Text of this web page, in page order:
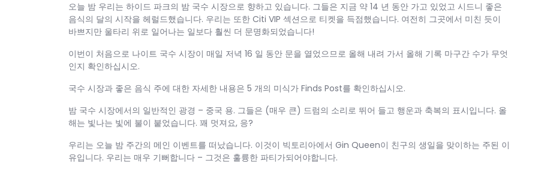
오늘 밤 우리는 하이드 파크의 밤 국수 시장으로 향하고 있습니다. 그들은 지금 약 14 년 동안 가고 있었고 시드니 좋은
음식의 달의 시작을 헤럴드했습니다. 우리는 또한 Citi VIP 섹션으로 티켓을 득점했습니다. 여전히 그곳에서 미친 듯이
바쁘지만 울타리 위로 일어나는 일보다 훨씬 더 문명화되었습니다!
이번이 처음으로 나이트 국수 시장이 매일 저녁 16 일 동안 문을 열었으므로 올해 내려 가서 올해 기록 마구간 수가 무엇
인지 확인하십시오.
국수 시장과 좋은 음식 주에 대한 자세한 내용은 5 개의 미식가 Finds Post를 확인하십시오.
밤 국수 시장에서의 일반적인 광경 – 중국 용. 그들은 (매우 큰) 드럼의 소리로 뛰어 들고 행운과 축복의 표시입니다. 올
해는 빛나는 빛에 불이 붙었습니다. 꽤 멋져요, 응?
우리는 오늘 밤 주간의 메인 이벤트를 떠났습니다. 이것이 빅토리아에서 Gin Queen이 친구의 생일을 맞이하는 주된 이
유입니다. 우리는 매우 기뻐합니다 – 그것은 훌륭한 파티가되어야합니다.